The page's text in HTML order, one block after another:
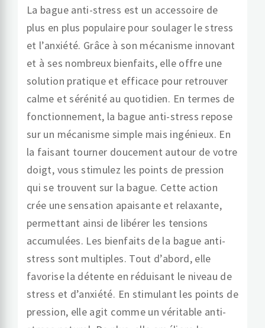
La bague anti-stress est un accessoire de
plus en plus populaire pour soulager le stress
et l’anxiété. Grâce à son mécanisme innovant
et à ses nombreux bienfaits, elle offre une
solution pratique et efficace pour retrouver
calme et sérénité au quotidien. En termes de
fonctionnement, la bague anti-stress repose
sur un mécanisme simple mais ingénieux. En
la faisant tourner doucement autour de votre
doigt, vous stimulez les points de pression
qui se trouvent sur la bague. Cette action
crée une sensation apaisante et relaxante,
permettant ainsi de libérer les tensions
accumulées. Les bienfaits de la bague anti-
stress sont multiples. Tout d’abord, elle
favorise la détente en réduisant le niveau de
stress et d’anxiété. En stimulant les points de
pression, elle agit comme un véritable anti-